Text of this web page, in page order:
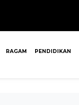
RAGAM PENDIDIKAN